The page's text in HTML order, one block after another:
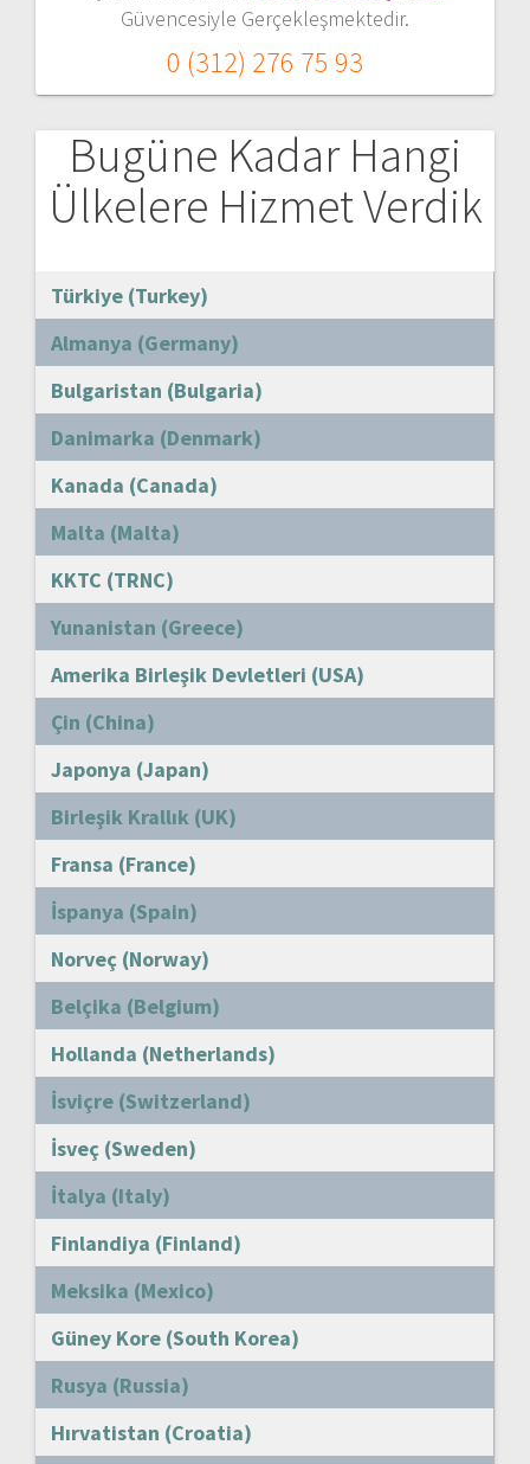
Güvencesiyle Gerçekleşmektedir.
0 (312) 276 75 93
Bugüne Kadar Hangi
Ülkelere Hizmet Verdik
Türkiye (Turkey)
Almanya (Germany)
Bulgaristan (Bulgaria)
Danimarka (Denmark)
Kanada (Canada)
Malta (Malta)
KKTC (TRNC)
Yunanistan (Greece)
Amerika Birleşik Devletleri (USA)
Çin (China)
Japonya (Japan)
Birleşik Krallık (UK)
Fransa (France)
İspanya (Spain)
Norveç (Norway)
Belçika (Belgium)
Hollanda (Netherlands)
İsviçre (Switzerland)
İsveç (Sweden)
İtalya (Italy)
Finlandiya (Finland)
Meksika (Mexico)
Güney Kore (South Korea)
Rusya (Russia)
Hırvatistan (Croatia)